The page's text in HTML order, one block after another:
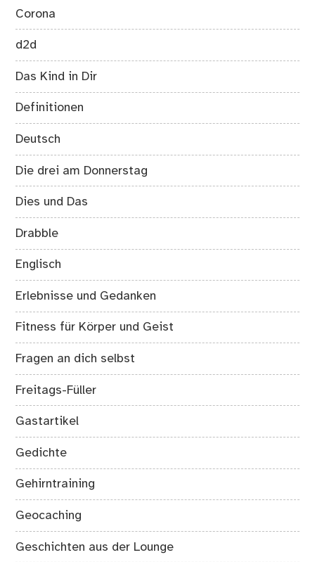
Corona
d2d
Das Kind in Dir
Definitionen
Deutsch
Die drei am Donnerstag
Dies und Das
Drabble
Englisch
Erlebnisse und Gedanken
Fitness für Körper und Geist
Fragen an dich selbst
Freitags-Füller
Gastartikel
Gedichte
Gehirntraining
Geocaching
Geschichten aus der Lounge